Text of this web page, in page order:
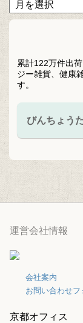
累計122万件出
ジー雑貨、健康
す。
びんちょう
運営会社情報
会社案内
お問い合わせフ
京都オフィス